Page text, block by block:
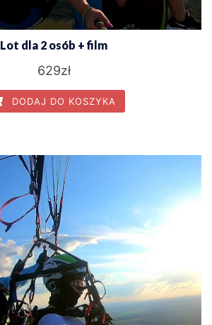
Lot dla 2 osób + film
629zł
DODAJ DO KOSZYKA